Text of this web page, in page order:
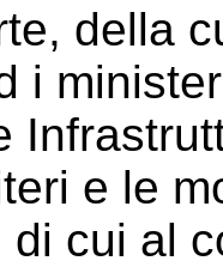
della
i
e le
cui al